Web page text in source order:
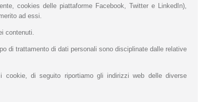
cookies delle piattaforme Facebook, Twitter e LinkedIn),
ad essi.
contenuti.
di trattamento di dati personali sono disciplinate dalle relative
di seguito riportiamo gli indirizzi web delle diverse